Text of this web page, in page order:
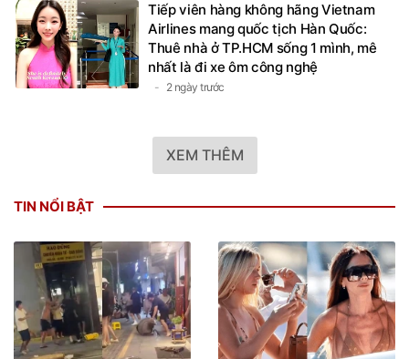
Airlines mang quốc tịch Hàn Quốc:
Thuê nhà ở TP.HCM sống 1 mình, mê
nhất là đi xe ôm công nghệ
2 ngày trước
XEM THÊM